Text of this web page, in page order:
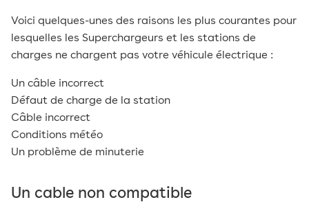
Voici quelques-unes des raisons les plus courantes pour
lesquelles les Superchargeurs et les stations de
charges ne chargent pas votre véhicule électrique :
Un câble incorrect
Défaut de charge de la station
Câble incorrect
Conditions météo
Un problème de minuterie
Un cable non compatible